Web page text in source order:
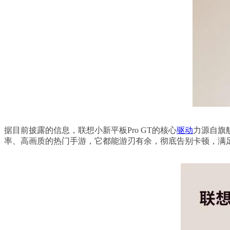
据目前披露的信息，联想小新平板Pro GT的核心驱动力源自旗
率、高画质的热门手游，它都能游刃有余，彻底告别卡顿，